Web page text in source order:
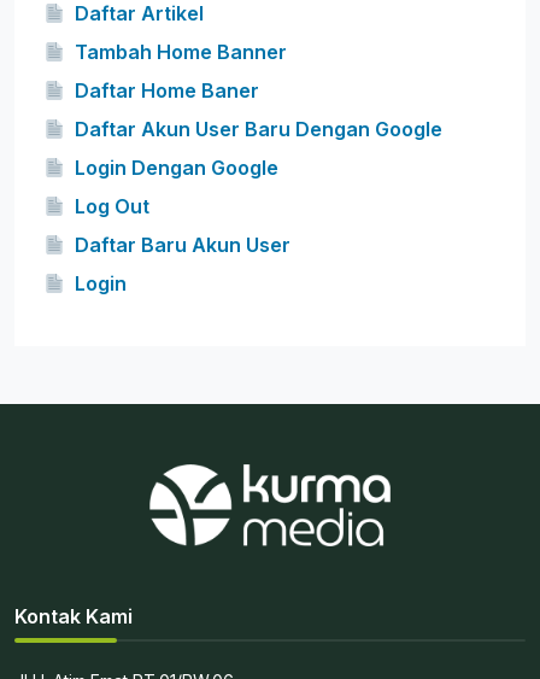
Daftar Artikel
Tambah Home Banner
Daftar Home Baner
Daftar Akun User Baru Dengan Google
Login Dengan Google
Log Out
Daftar Baru Akun User
Login
Kontak Kami